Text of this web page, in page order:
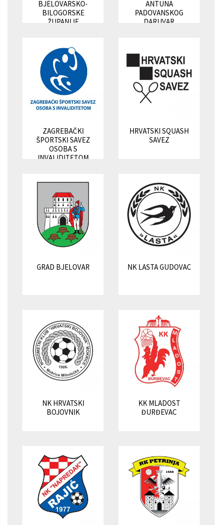
BJELOVARSKO-
BILOGORSKE
ŽUPANIJE
ANTUNA
PADOVANSKOG
DARUVAR
ZAGREBAČKI
ŠPORTSKI SAVEZ
OSOBA S
INVALIDITETOM
HRVATSKI SQUASH
SAVEZ
GRAD BJELOVAR NK LASTA GUDOVAC
NK HRVATSKI
BOJOVNIK
KK MLADOST
ĐURĐEVAC